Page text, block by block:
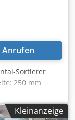
Anrufen
Sortierer
250 mm
mm x 150 mm
x 1540 mm.
Kleinanzeige